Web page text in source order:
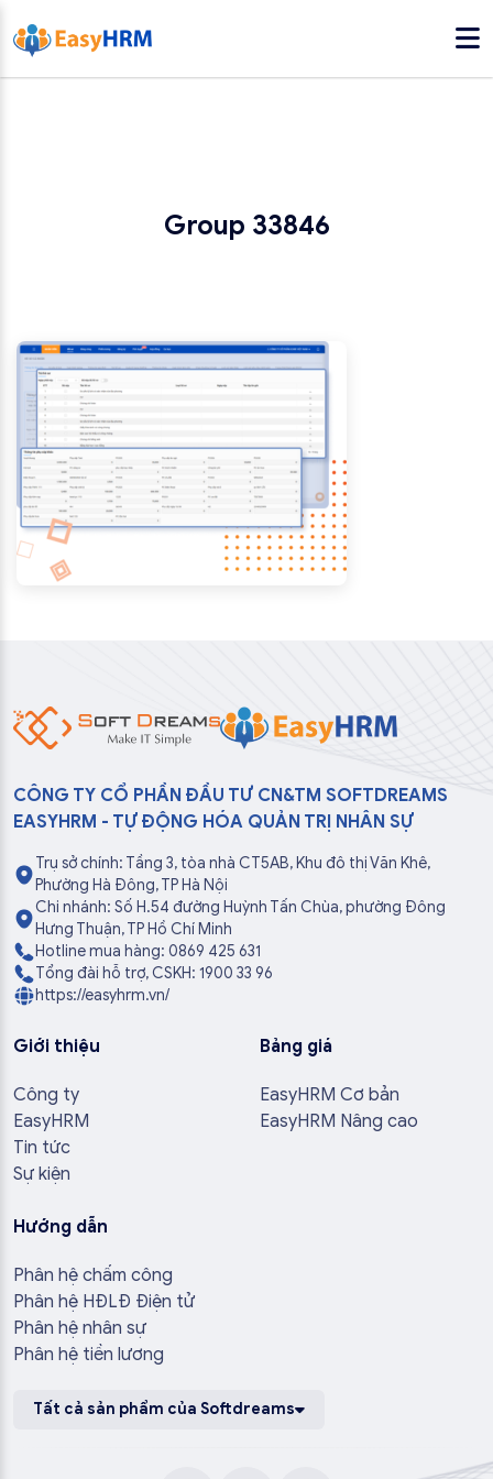
Group 33846
CÔNG TY CỔ PHẦN ĐẦU TƯ CN&TM SOFTDREAMS
EASYHRM - TỰ ĐỘNG HÓA QUẢN TRỊ NHÂN SỰ
Trụ sở chính: Tầng 3, tòa nhà CT5AB, Khu đô thị Văn Khê,
Phường Hà Đông, TP Hà Nội
Chi nhánh: Số H.54 đường Huỳnh Tấn Chùa, phường Đông
Hưng Thuận, TP Hồ Chí Minh
Hotline mua hàng: 0869 425 631
Tổng đài hỗ trợ, CSKH: 1900 33 96
https://easyhrm.vn/
Giới thiệu
Công ty
EasyHRM
Tin tức
Sự kiện
Bảng giá
EasyHRM Cơ bản
EasyHRM Nâng cao
Hướng dẫn
Phân hệ chấm công
Phân hệ HĐLĐ Điện tử
Phân hệ nhân sự
Phân hệ tiền lương
Tất cả sản phẩm của Softdreams